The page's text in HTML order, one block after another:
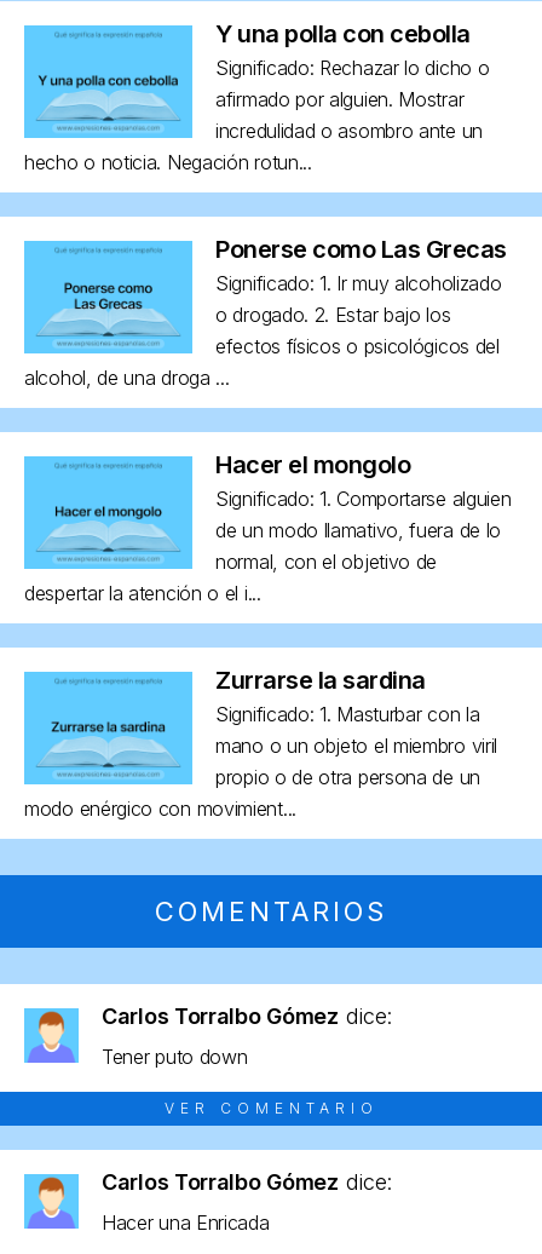
Y una polla con cebolla
Significado: Rechazar lo dicho o
afirmado por alguien. Mostrar
incredulidad o asombro ante un
hecho o noticia. Negación rotun...
Ponerse como Las Grecas
Significado: 1. Ir muy alcoholizado
o drogado. 2. Estar bajo los
efectos físicos o psicológicos del
alcohol, de una droga ...
Hacer el mongolo
Significado: 1. Comportarse alguien
de un modo llamativo, fuera de lo
normal, con el objetivo de
despertar la atención o el i...
Zurrarse la sardina
Significado: 1. Masturbar con la
mano o un objeto el miembro viril
propio o de otra persona de un
modo enérgico con movimient...
COMENTARIOS
Carlos Torralbo Gómez dice:
Tener puto down
VER COMENTARIO
Carlos Torralbo Gómez dice:
Hacer una Enricada